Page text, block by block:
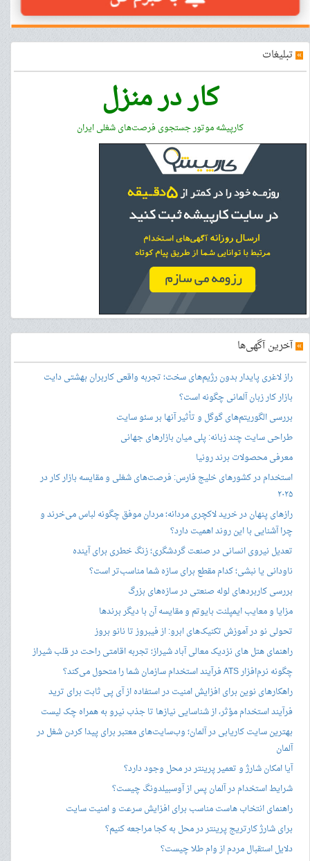
» تبلیغات
کار در منزل
کارپیشه موتور جستجوی فرصت‌های شغلی ایران
»آخرین آگهی‌ها
راز لاغری پایدار بدون رژیم‌های سخت؛ تجربه واقعی کاربران بهشتی دایت
بازار کار زبان آلمانی چگونه است؟
بررسی الگوریتم‌های گوگل و تأثیر آنها بر سئو سایت
طراحی سایت چند زبانه: پلی میان بازارهای جهانی
معرفی محصولات برند رونیا
استخدام در کشورهای خلیج فارس: فرصت‌های شغلی و مقایسه بازار کار در
۲۰۲۵
رازهای پنهان در خرید لاکچری مردانه؛ مردان موفق چگونه لباس می‌خرند و
چرا آشنایی با این روند اهمیت دارد؟
تعدیل نیروی انسانی در صنعت گردشگری؛ زنگ خطری برای آینده
ناودانی یا نبشی؛ کدام مقطع برای سازه شما مناسب‌تر است؟
بررسی کاربردهای لوله صنعتی در سازه‌های بزرگ
مزایا و معایب ایمپلنت بایوتم و مقایسه آن با دیگر برندها
تحولی نو در آموزش تکنیک‌های ابرو: از فیبروز تا نانو بروز
راهنمای هتل های نزدیک معالی آباد شیراز؛ تجربه اقامتی راحت در قلب شیراز
چگونه نرم‌افزار ATS فرآیند استخدام سازمان شما را متحول می‌کند؟
راهکارهای نوین برای افزایش امنیت در استفاده از آی پی ثابت برای ترید
فرآیند استخدام مؤثر، از شناسایی نیازها تا جذب نیرو به همراه چک لیست
بهترین سایت کاریابی در آلمان؛ وب‌سایت‌های معتبر برای پیدا کردن شغل در
آلمان
آیا امکان شارژ و تعمیر پرینتر در محل وجود دارد؟
شرایط استخدام در آلمان پس از آوسبیلدونگ چیست؟
راهنمای انتخاب هاست مناسب برای افزایش سرعت و امنیت سایت
برای شارژ کارتریج پرینتر در محل به کجا مراجعه کنیم؟
دلایل استقبال مردم از وام طلا چیست؟